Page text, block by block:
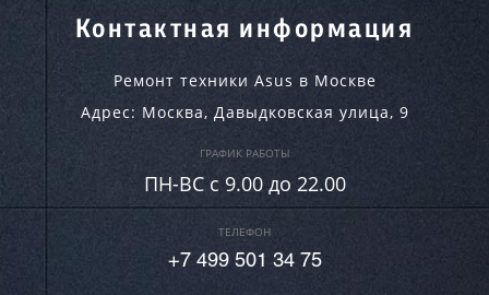
Контактная информация
Ремонт техники Asus в Москве
Адрес: Москва, Давыдковская улица, 9
ГРАФИК РАБОТЫ
ПН-ВC c 9.00 до 22.00
ТЕЛЕФОН
+7 499 501 34 75